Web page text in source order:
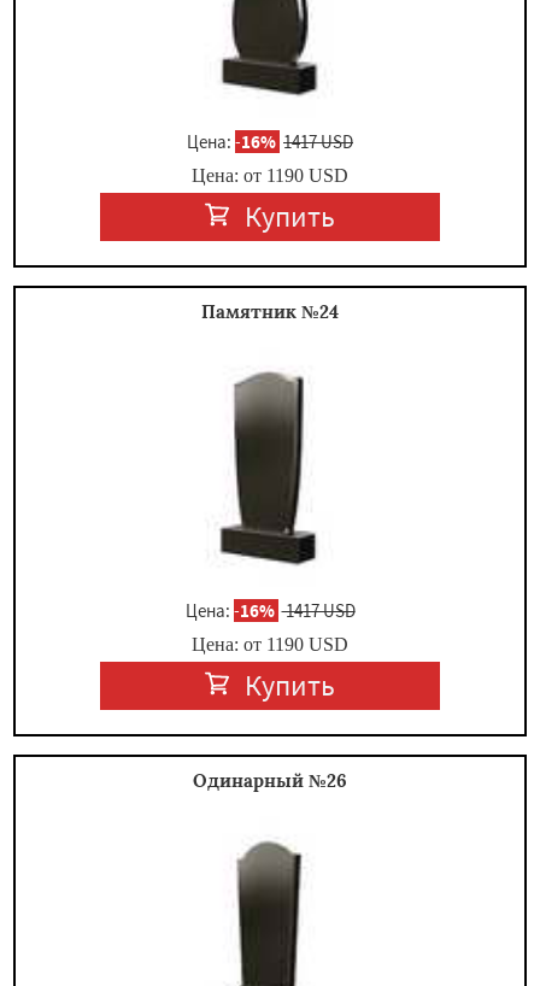
Цена: -16% 1417 USD
Цена: от 1190 USD
Купить
Памятник №24
Цена: -16% 1417 USD
Цена: от 1190 USD
Купить
Одинарный №26